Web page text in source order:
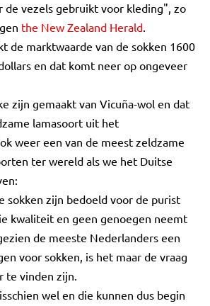
de vezels gebruikt voor kleding", zo
the New Zealand Herald.
de marktwaarde van de sokken 1600
en dat komt neer op ongeveer
zijn gemaakt van Vicuña-wol en dat
lamasoort uit het
weer een van de meest zeldzame
ter wereld als we het Duitse
sokken zijn bedoeld voor de purist
kwaliteit en geen genoegen neemt
de meeste Nederlanders een
voor sokken, is het maar de vraag
te vinden zijn.
wel en die kunnen dus begin